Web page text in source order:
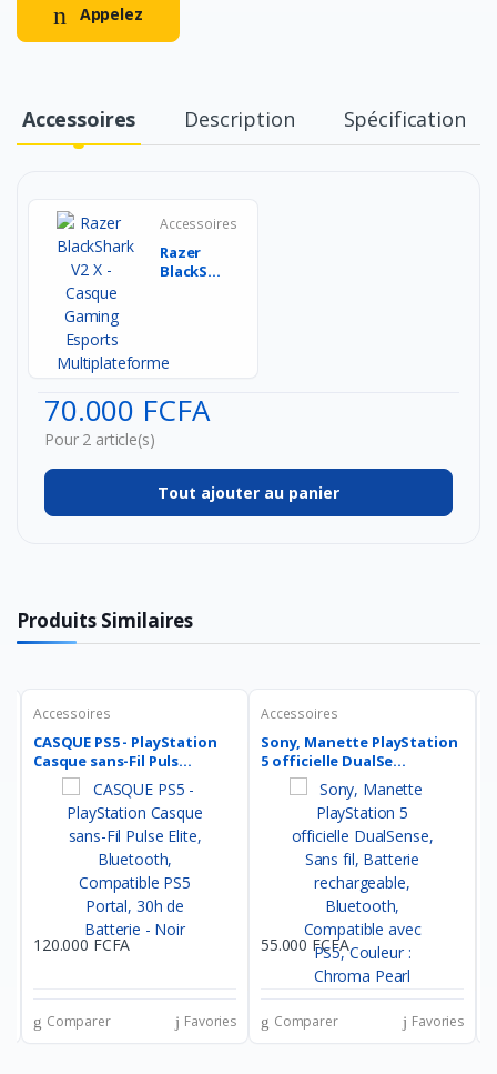
Appelez
Accessoires Description Spécification
Accessoires
Razer
BlackShark
70.000 FCFA
Pour 2 article(s)
Tout ajouter au panier
Produits Similaires
Accessoires
CASQUE PS5 - PlayStation
Casque sans-Fil Puls...
120.000 FCFA
Comparer Favories
Accessoires
Sony, Manette PlayStation
5 officielle DualSe...
55.000 FCFA
Comparer Favories